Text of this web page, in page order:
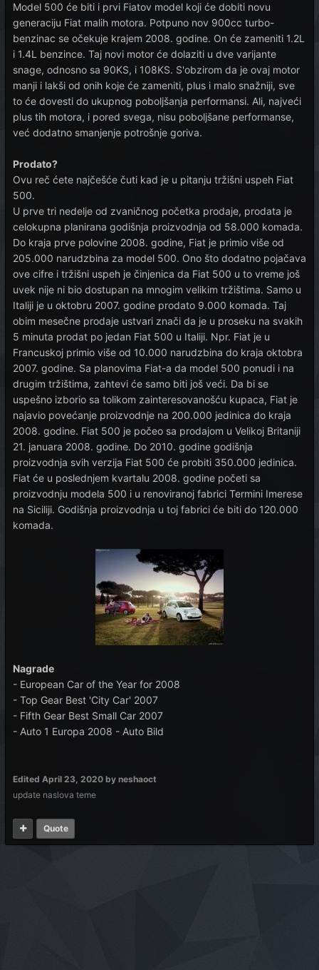
Model 500 će biti i prvi Fiatov model koji će dobiti novu
generaciju Fiat malih motora. Potpuno nov 900cc turbo-
benzinac se očekuje krajem 2008. godine. On će zameniti 1.2L
i 1.4L benzince. Taj novi motor će dolaziti u dve varijante
snage, odnosno sa 90KS, i 108KS. S'obzirom da je ovaj motor
manji i lakši od onih koje će zameniti, plus i malo snažniji, sve
to će dovesti do ukupnog poboljšanja performansi. Ali, najveći
plus tih motora, i pored svega, nisu poboljšane performanse,
već dodatno smanjenje potrošnje goriva.
Prodato?
Ovu reč ćete najčešće čuti kad je u pitanju tržišni uspeh Fiat
500.
U prve tri nedelje od zvaničnog početka prodaje, prodata je
celokupna planirana godišnja proizvodnja od 58.000 komada.
Do kraja prve polovine 2008. godine, Fiat je primio više od
205.000 narudzbina za model 500. Ono što dodatno pojačava
ove cifre i tržišni uspeh je činjenica da Fiat 500 u to vreme još
uvek nije ni bio dostupan na mnogim velikim tržištima. Samo u
Italiji je u oktobru 2007. godine prodato 9.000 komada. Taj
obim mesečne prodaje ustvari znači da je u proseku na svakih
5 minuta prodat po jedan Fiat 500 u Italiji. Npr. Fiat je u
Francuskoj primio više od 10.000 narudzbina do kraja oktobra
2007. godine. Sa planovima Fiat-a da model 500 ponudi i na
drugim tržištima, zahtevi će samo biti još veći. Da bi se
uspešno izborio sa tolikom zainteresovanošću kupaca, Fiat je
najavio povećanje proizvodnje na 200.000 jedinica do kraja
2008. godine. Fiat 500 je počeo sa prodajom u Velikoj Britaniji
21. januara 2008. godine. Do 2010. godine godišnja
proizvodnja svih verzija Fiat 500 će probiti 350.000 jedinica.
Fiat će u poslednjem kvartalu 2008. godine početi sa
proizvodnju modela 500 i u renoviranoj fabrici Termini Imerese
na Siciliji. Godišnja proizvodnja u toj fabrici će biti do 120.000
komada.
Nagrade
- European Car of the Year for 2008
- Top Gear Best 'City Car' 2007
- Fifth Gear Best Small Car 2007
- Auto 1 Europa 2008 - Auto Bild
Edited April 23, 2020 by neshaoct
update naslova teme
Quote